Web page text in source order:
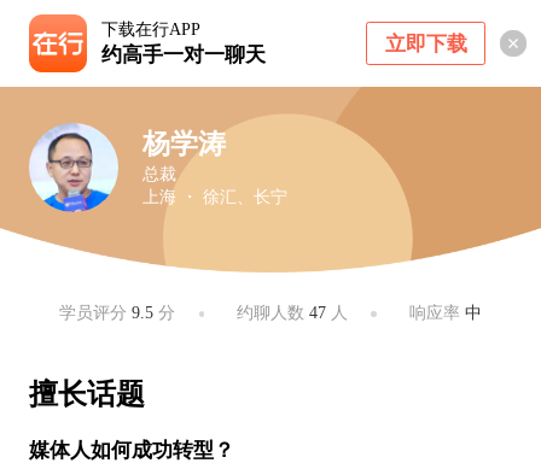
下载在行APP
约高手一对一聊天 立即下载
杨学涛
总裁
上海 ・ 徐汇、长宁
学员评分9.5 分 约聊人数 47人 响应率 中
擅长话题
媒体人如何成功转型？